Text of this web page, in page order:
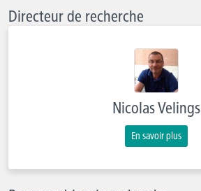
Directeur de recherche
Nicolas Velings
En savoir plus